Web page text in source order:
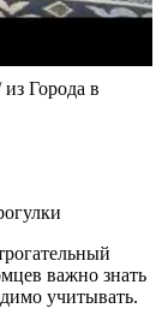
Города в
важно знать
учитывать.